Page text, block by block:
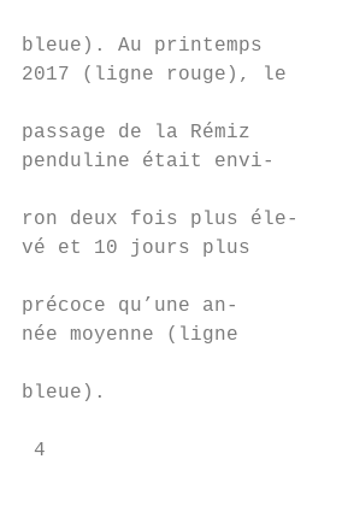
bleue). Au printemps
2017 (ligne rouge),
passage de la Rémiz
penduline était envi-
ron deux fois plus
vé et 10 jours plus
précoce qu’une an-
née moyenne (ligne
bleue).
4